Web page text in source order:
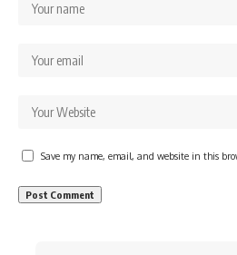
Save my name, email, and website in this